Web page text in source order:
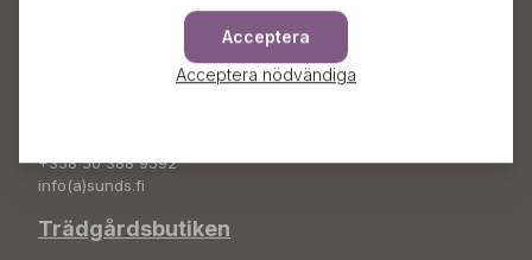
+358 50 388 9592
info(a)sunds.fi
Trädgårdsbutiken
Acceptera
Acceptera nödvändiga